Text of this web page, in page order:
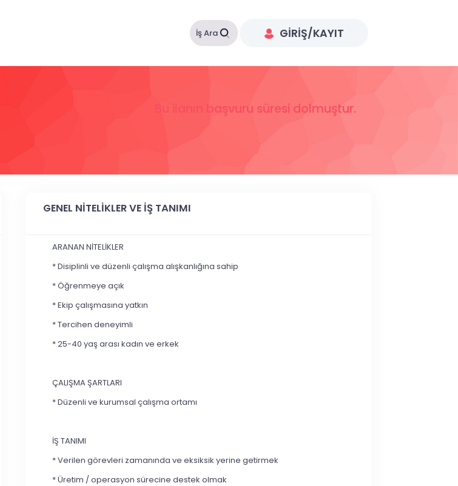
İş Ara GIRIŞ/KAYIT
Bu ilanın başvuru süresi dolmuştur.
GENEL NİTELİKLER VE İŞ TANIMI
ARANAN NİTELİKLER
* Disiplinli ve düzenli çalışma alışkanlığına sahip
* Öğrenmeye açık
* Ekip çalışmasına yatkın
* Tercihen deneyimli
* 25-40 yaş arası kadın ve erkek
ÇALIŞMA ŞARTLARI
* Düzenli ve kurumsal çalışma ortamı
İŞ TANIMI
* Verilen görevleri zamanında ve eksiksik yerine getirmek
* Üretim / operasyon sürecine destek olmak